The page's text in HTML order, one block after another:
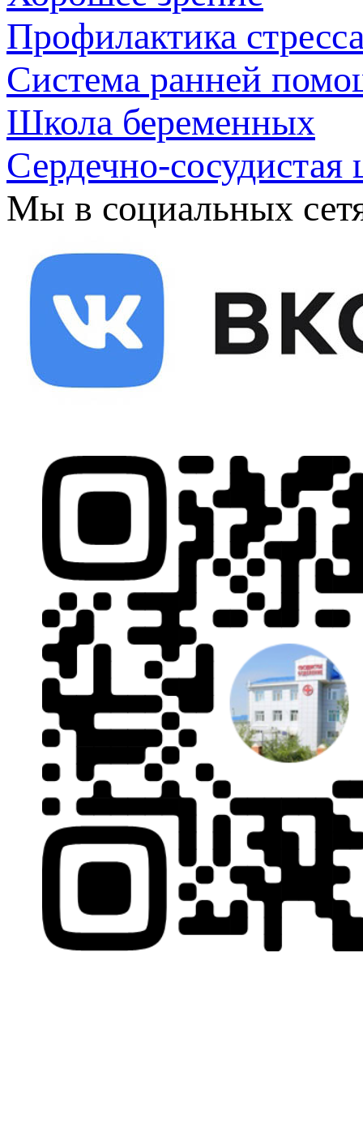
Профилактика
Система ранней
Школа беременных
Сердечно-сосудистая
Мы в социальных